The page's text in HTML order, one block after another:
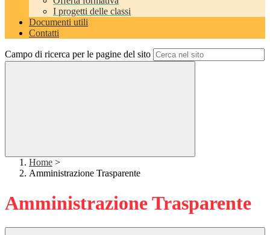
I progetti delle classi
Documenti utili
Contatti
Campo di ricerca per le pagine del sito
Home >
Amministrazione Trasparente
Amministrazione Trasparente